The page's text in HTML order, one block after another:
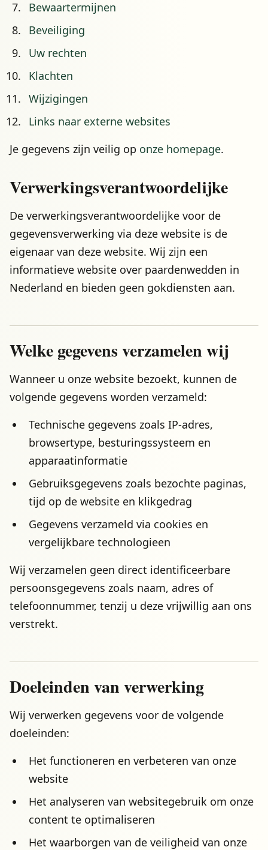
Bewaartermijnen
Beveiliging
Uw rechten
Klachten
Wijzigingen
Links naar externe websites
Je gegevens zijn veilig op onze homepage.
Verwerkingsverantwoordelijke
De verwerkingsverantwoordelijke voor de
gegevensverwerking via deze website is de
eigenaar van deze website. Wij zijn een
informatieve website over paardenwedden in
Nederland en bieden geen gokdiensten aan.
Welke gegevens verzamelen wij
Wanneer u onze website bezoekt, kunnen de
volgende gegevens worden verzameld:
Technische gegevens zoals IP-adres,
browsertype, besturingssysteem en
apparaatinformatie
Gebruiksgegevens zoals bezochte paginas,
tijd op de website en klikgedrag
Gegevens verzameld via cookies en
vergelijkbare technologieen
Wij verzamelen geen direct identificeerbare
persoonsgegevens zoals naam, adres of
telefoonnummer, tenzij u deze vrijwillig aan ons
verstrekt.
Doeleinden van verwerking
Wij verwerken gegevens voor de volgende
doeleinden:
Het functioneren en verbeteren van onze
website
Het analyseren van websitegebruik om onze
content te optimaliseren
Het waarborgen van de veiligheid van onze